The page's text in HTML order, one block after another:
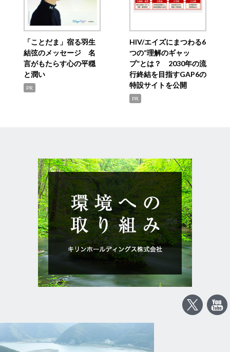
「ことだま」宿る羽生
結弦のメッセージ 名
言がもたらす心の平穏
と潤い
PR
HIV/エイズにまつわる6
つの“理解のギャッ
プ”とは？ 2030年の流
行終結を目指すGAP6の
特設サイトを公開
PR